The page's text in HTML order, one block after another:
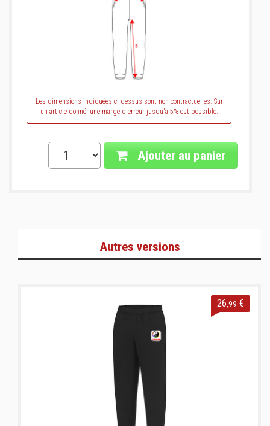
Les dimensions indiquées ci-dessus sont non contractuelles. Sur
un article donné, une marge d'erreur jusqu'à 5% est possible.
Ajouter au panier
Autres versions
26 ,99 €